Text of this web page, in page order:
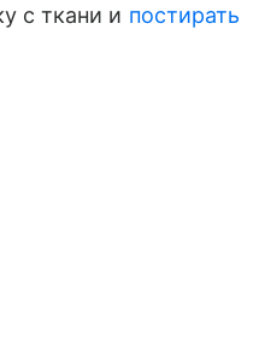
с ткани и постирать